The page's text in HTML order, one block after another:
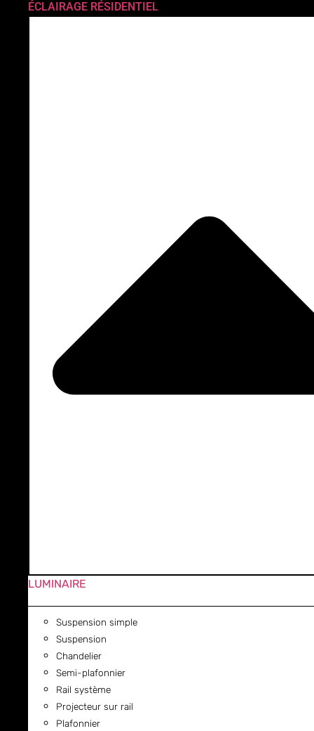
ÉCLAIRAGE RÉSIDENTIEL
LUMINAIRE
Suspension simple
Suspension
Chandelier
Semi-plafonnier
Rail système
Projecteur sur rail
Plafonnier